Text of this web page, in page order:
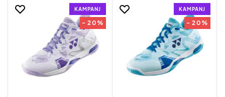
KAMPANJ
- 20%
KAMPANJ
- 20%